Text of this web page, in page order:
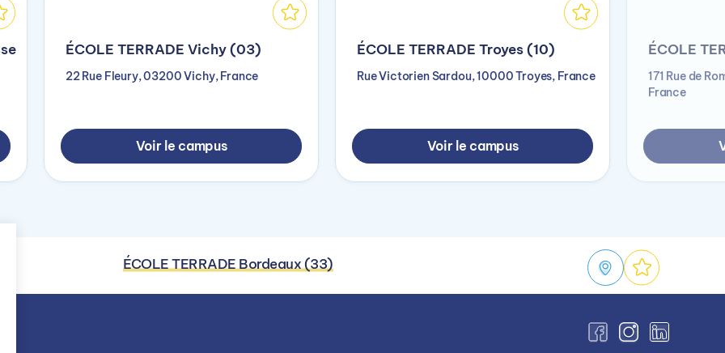
ÉCOLE TERRADE Vichy (03)
22 Rue Fleury, 03200 Vichy, France
Voir le campus
ÉCOLE TERRADE Troyes (10)
Rue Victorien Sardou, 10000 Troyes, France
Voir le campus
ÉCOLE
171 Rue de
France
ÉCOLE TERRADE Bordeaux (33)